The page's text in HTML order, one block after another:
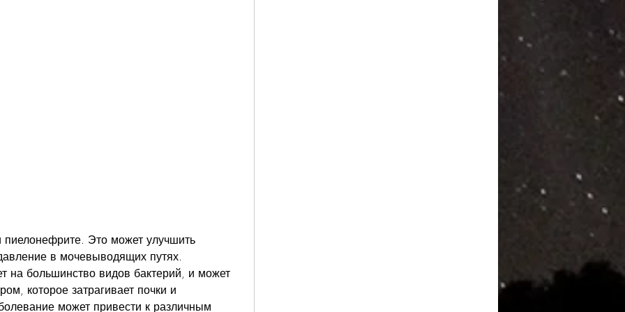
в мочевыводящих путях.
на большинство видов бактерий, и может
которое затрагивает почки и
может привести к различным